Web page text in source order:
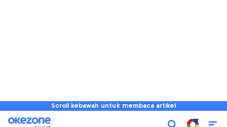
Scroll kebawah untuk membaca artikel